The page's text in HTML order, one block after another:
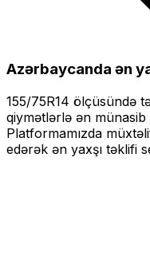
Azərbaycanda ən
155/75R14 ölçüsündə
qiymətlərlə ən münasib
Platformamızda
edərək ən yaxşı təklifi